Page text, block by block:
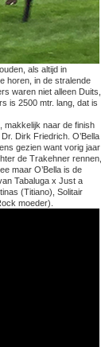
als altijd in
horen, in de stralende
waren niet alleen Duits,
is 2500 mtr. lang, dat is
makkelijk naar de finish
Dirk Friedrich. O’Bella
gezien want vorig jaar
de Trakehner rennen,
maar O’Bella is de
Tabaluga x Just a
(Titiano), Solitair
moeder).